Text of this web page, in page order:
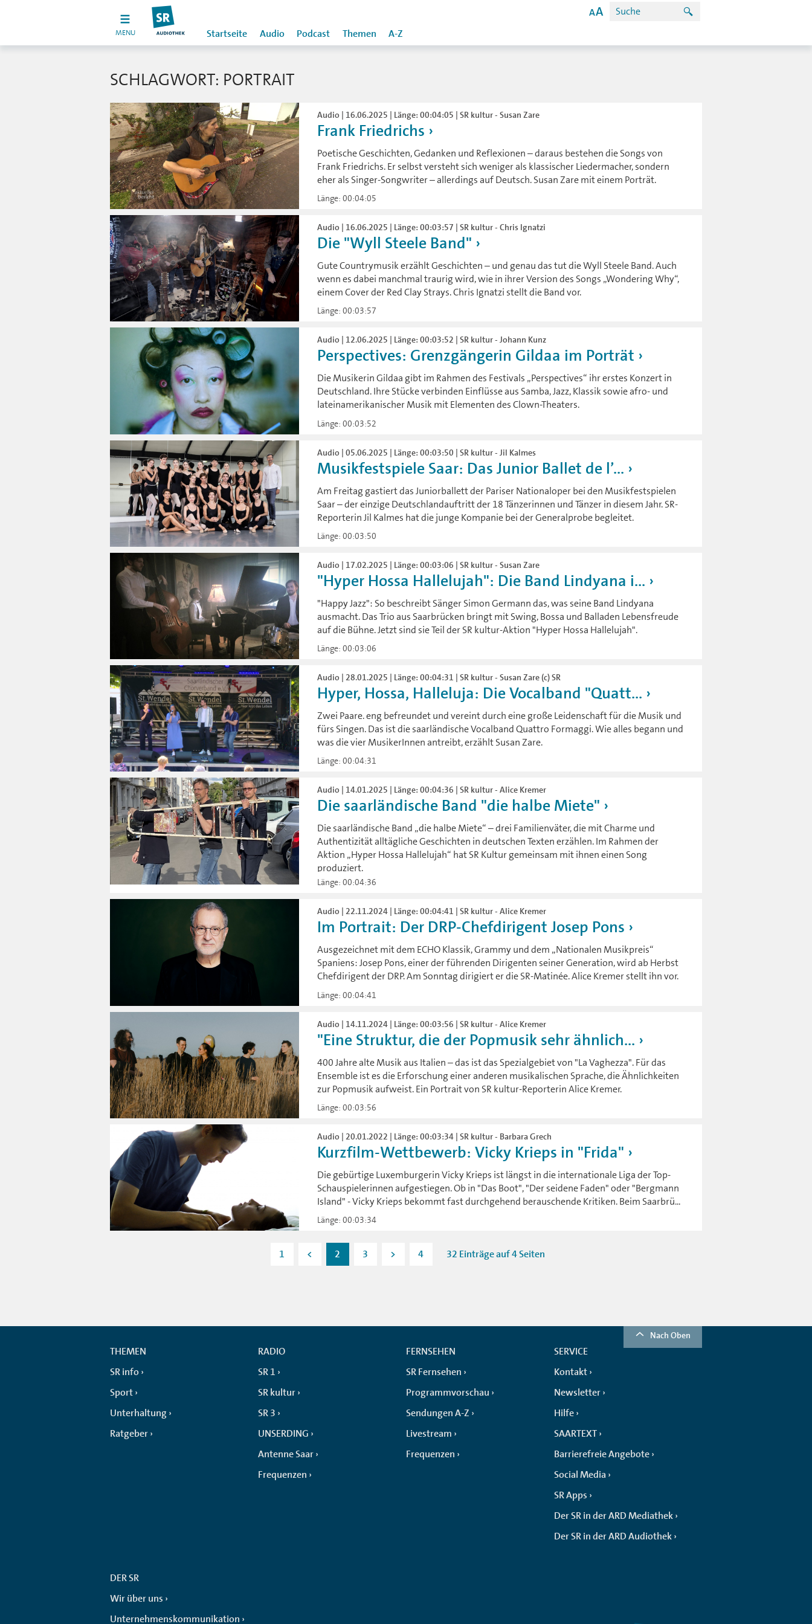
MENU Startseite Audio Podcast Themen A-Z
SCHLAGWORT: PORTRAIT
Audio | 16.06.2025 | Länge: 00:04:05 | SR kultur - Susan Zare
Frank Friedrichs
Poetische Geschichten, Gedanken und Reflexionen – daraus bestehen die Songs von
Frank Friedrichs. Er selbst versteht sich weniger als klassischer Liedermacher, sondern
eher als Singer-Songwriter – allerdings auf Deutsch. Susan Zare mit einem Porträt.
Länge: 00:04:05
Audio | 16.06.2025 | Länge: 00:03:57 | SR kultur - Chris Ignatzi
Die "Wyll Steele Band"
Gute Countrymusik erzählt Geschichten – und genau das tut die Wyll Steele Band. Auch
wenn es dabei manchmal traurig wird, wie in ihrer Version des Songs „Wondering Why“,
einem Cover der Red Clay Strays. Chris Ignatzi stellt die Band vor.
Länge: 00:03:57
Audio | 12.06.2025 | Länge: 00:03:52 | SR kultur - Johann Kunz
Perspectives: Grenzgängerin Gildaa im Porträt
Die Musikerin Gildaa gibt im Rahmen des Festivals „Perspectives“ ihr erstes Konzert in
Deutschland. Ihre Stücke verbinden Einflüsse aus Samba, Jazz, Klassik sowie afro- und
lateinamerikanischer Musik mit Elementen des Clown-Theaters.
Länge: 00:03:52
Audio | 05.06.2025 | Länge: 00:03:50 | SR kultur - Jil Kalmes
Musikfestspiele Saar: Das Junior Ballet de l’...
Am Freitag gastiert das Juniorballett der Pariser Nationaloper bei den Musikfestspielen
Saar – der einzige Deutschlandauftritt der 18 Tänzerinnen und Tänzer in diesem Jahr. SR-
Reporterin Jil Kalmes hat die junge Kompanie bei der Generalprobe begleitet.
Länge: 00:03:50
Audio | 17.02.2025 | Länge: 00:03:06 | SR kultur - Susan Zare
"Hyper Hossa Hallelujah": Die Band Lindyana i...
"Happy Jazz": So beschreibt Sänger Simon Germann das, was seine Band Lindyana
ausmacht. Das Trio aus Saarbrücken bringt mit Swing, Bossa und Balladen Lebensfreude
auf die Bühne. Jetzt sind sie Teil der SR kultur-Aktion "Hyper Hossa Hallelujah".
Länge: 00:03:06
Audio | 28.01.2025 | Länge: 00:04:31 | SR kultur - Susan Zare (c) SR
Hyper, Hossa, Halleluja: Die Vocalband "Quatt...
Zwei Paare. eng befreundet und vereint durch eine große Leidenschaft für die Musik und
fürs Singen. Das ist die saarländische Vocalband Quattro Formaggi. Wie alles begann und
was die vier MusikerInnen antreibt, erzählt Susan Zare.
Länge: 00:04:31
Audio | 14.01.2025 | Länge: 00:04:36 | SR kultur - Alice Kremer
Die saarländische Band "die halbe Miete"
Die saarländische Band „die halbe Miete“ – drei Familienväter, die mit Charme und
Authentizität alltägliche Geschichten in deutschen Texten erzählen. Im Rahmen der
Aktion „Hyper Hossa Hallelujah“ hat SR Kultur gemeinsam mit ihnen einen Song
produziert.
Länge: 00:04:36
Audio | 22.11.2024 | Länge: 00:04:41 | SR kultur - Alice Kremer
Im Portrait: Der DRP-Chefdirigent Josep Pons
Ausgezeichnet mit dem ECHO Klassik, Grammy und dem „Nationalen Musikpreis“
Spaniens: Josep Pons, einer der führenden Dirigenten seiner Generation, wird ab Herbst
Chefdirigent der DRP. Am Sonntag dirigiert er die SR-Matinée. Alice Kremer stellt ihn vor.
Länge: 00:04:41
Audio | 14.11.2024 | Länge: 00:03:56 | SR kultur - Alice Kremer
"Eine Struktur, die der Popmusik sehr ähnlich...
400 Jahre alte Musik aus Italien – das ist das Spezialgebiet von "La Vaghezza". Für das
Ensemble ist es die Erforschung einer anderen musikalischen Sprache, die Ähnlichkeiten
zur Popmusik aufweist. Ein Portrait von SR kultur-Reporterin Alice Kremer.
Länge: 00:03:56
Audio | 20.01.2022 | Länge: 00:03:34 | SR kultur - Barbara Grech
Kurzfilm-Wettbewerb: Vicky Krieps in "Frida"
Die gebürtige Luxemburgerin Vicky Krieps ist längst in die internationale Liga der Top-
Schauspielerinnen aufgestiegen. Ob in "Das Boot", "Der seidene Faden" oder "Bergmann
Island" - Vicky Krieps bekommt fast durchgehend berauschende Kritiken. Beim Saarbrü...
Länge: 00:03:34
1 < 2 3 > 4 32 Einträge auf 4 Seiten
Nach Oben
THEMEN
SR info
Sport
Unterhaltung
Ratgeber
RADIO
SR 1
SR kultur
SR 3
UNSERDING
Antenne Saar
Frequenzen
FERNSEHEN
SR Fernsehen
Programmvorschau
Sendungen A-Z
Livestream
Frequenzen
SERVICE
Kontakt
Newsletter
Hilfe
SAARTEXT
Barrierefreie Angebote
Social Media
SR Apps
Der SR in der ARD Mediathek
Der SR in der ARD Audiothek
DER SR
Wir über uns
Unternehmenskommunikation